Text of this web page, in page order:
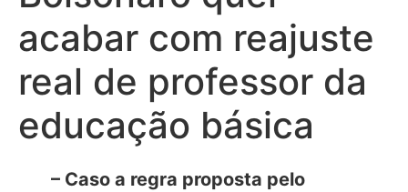
acabar com reajuste
real de professor da
educação básica
– Caso a regra proposta pelo